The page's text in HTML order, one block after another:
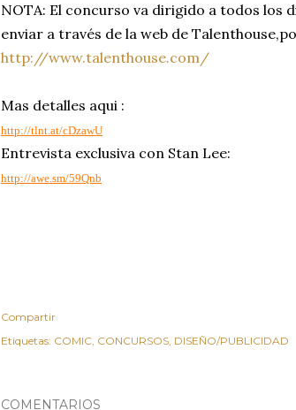
NOTA: El concurso va dirigido a todos los
enviar a través de la web de
http://www.talenthouse.com/
Mas detalles aqui :
http://tlnt.at/cDzawU
Entrevista exclusiva con Stan Lee:
http://awe.sm/59Qnb
Compartir
Etiquetas: COMIC CONCURSOS DISEÑO/PUBLICIDAD
COMENTARIOS